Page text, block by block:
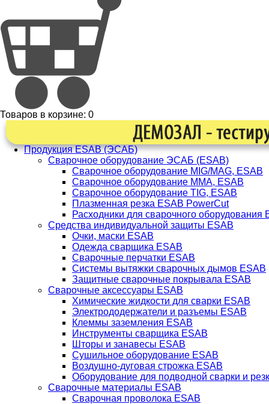
Товаров в корзине: 0
Продукция ESAB (ЭСАБ)
Сварочное оборудование ЭСАБ (ESAB)
Сварочное оборудование MIG/MAG, ESAB
Сварочное оборудование ММА, ESAB
Сварочное оборудование TIG, ESAB
Плазменная резка ESAB PowerCut
Расходники для сварочного оборудования
Средства индивидуальной защиты ESAB
Очки, маски ESAB
Одежда сварщика ESAB
Сварочные перчатки ESAB
Системы вытяжки сварочных дымов ESAB
Защитные сварочные покрывала ESAB
Сварочные аксессуары ESAB
Химические жидкости для сварки ESAB
Электрододержатели и разъемы ESAB
Клеммы заземления ESAB
Инструменты сварщика ESAB
Шторы и занавесы ESAB
Сушильное оборудование ESAB
Воздушно-дуговая строжка ESAB
Оборудование для подводной сварки и
Сварочные материалы ESAB
Сварочная проволока ESAB